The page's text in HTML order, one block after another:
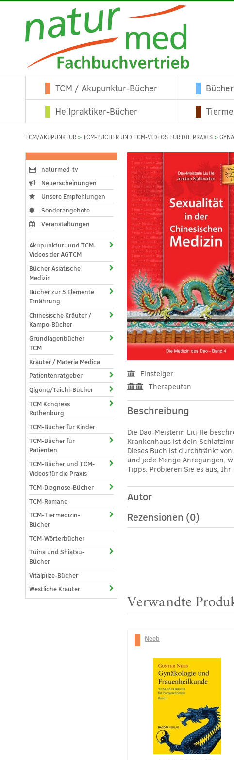
TCM / Akupunktur-Bücher
Heilpraktiker-Bücher
TCM/AKUPUNKTUR >TCM-BÜCHER UND TCM-VIDEOS FÜR DIE PRAXIS >
Einsteiger
Therapeuten
Beschreibung
Die Dao-Meisterin Liu He
Krankenhaus ist dein
Dieses Buch ist durchtränkt
und jede Menge Anregungen,
Tipps. Probieren Sie es aus,
Autor
Rezensionen (0)
Verwandte
Neeb
naturmed-tv
Neuerscheinungen
Unsere Empfehlungen
Sonderangebote
Veranstaltungen
Akupunktur- und TCM-
Videos der AGTCM
Bücher Asiatische
Medizin
Bücher zur 5 Elemente
Ernährung
Chinesische Kräuter /
Kampo-Bücher
Grundlagenbücher
TCM
Kräuter / Materia Medica
Patientenratgeber
Qigong/Taichi-Bücher
TCM Kongress
Rothenburg
TCM-Bücher für Kinder
TCM-Bücher für
Patienten
TCM-Bücher und TCM-
Videos für die Praxis
TCM-Diagnose-Bücher
TCM-Romane
TCM-Tiermedizin-
Bücher
TCM-Wörterbücher
Tuina und Shiatsu-
Bücher
Vitalpilze-Bücher
Westliche Kräuter